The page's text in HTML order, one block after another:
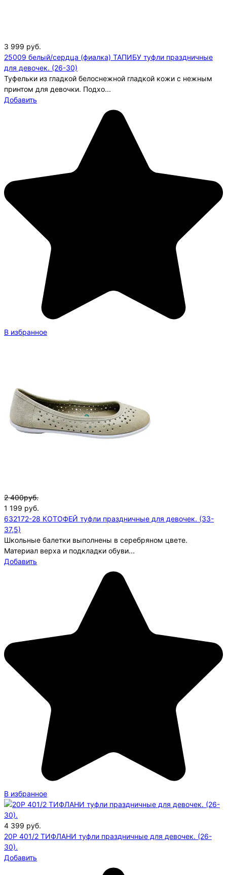
3 999 руб.
25009 белый/сердца (фиалка) ТАПИБУ туфли праздничные
для девочек. (26-30)
Туфельки из гладкой белоснежной гладкой кожи с нежным
принтом для девочки. Подхо...
Добавить
В избранное
2 400руб.
1 199 руб.
632172-28 КОТОФЕЙ туфли праздничные для девочек. (33-
37,5)
Школьные балетки выполнены в серебряном цвете.
Материал верха и подкладки обуви...
Добавить
В избранное
4 399 руб.
20P 401/2 ТИФЛАНИ туфли праздничные для девочек. (26-
30).
Добавить